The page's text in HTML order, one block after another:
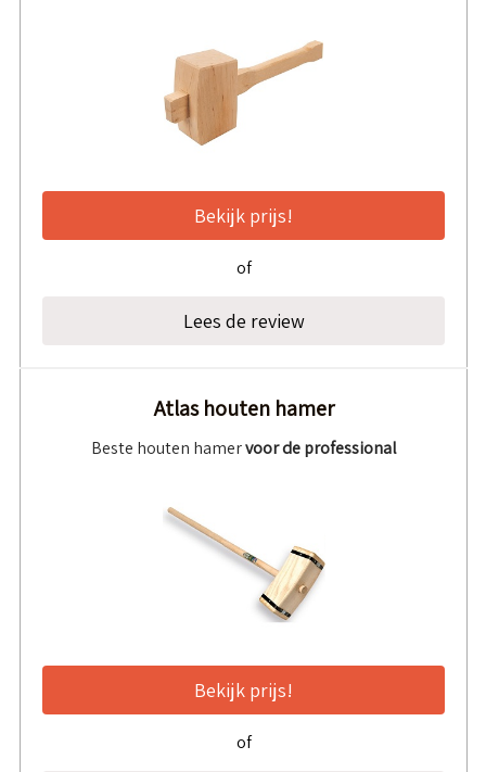
Bekijk prijs!
of
Lees de review
Atlas houten hamer
Beste houten hamervoor de professional
Bekijk prijs!
of